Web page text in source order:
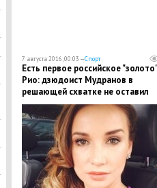
7 августа 2016, 00:03 —Спорт
Есть первое российское "золото"
Рио: дзюдоист Мудранов в
решающей схватке не оставил
шансов казаху Сметову